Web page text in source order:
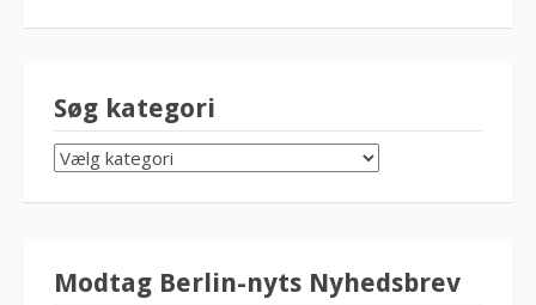
Søg kategori
SØG
KATEGORI
Modtag Berlin-nyts Nyhedsbrev